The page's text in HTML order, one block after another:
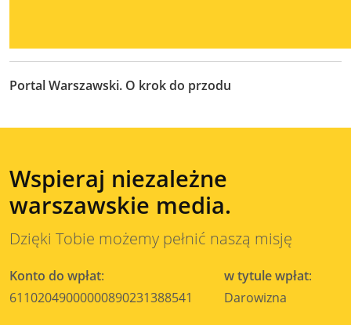
Portal Warszawski. O krok do przodu
Wspieraj niezależne
warszawskie media.
Dzięki Tobie możemy pełnić naszą misję
Konto do wpłat:
61102049000000890231388541
w tytule wpłat:
Darowizna